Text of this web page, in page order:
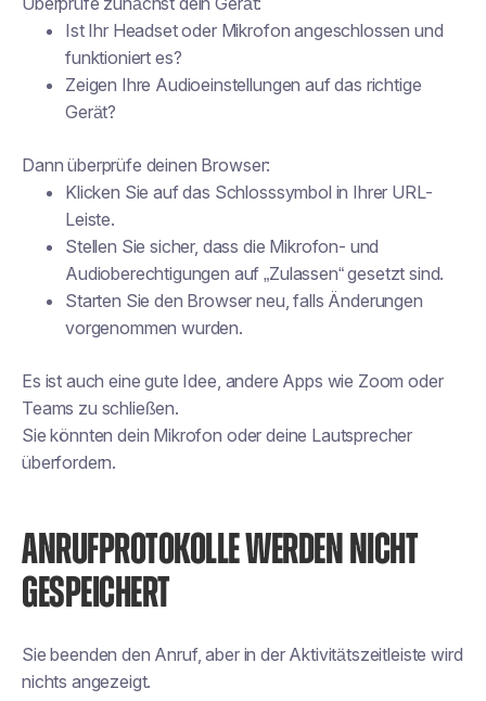
Ist Ihr Headset oder Mikrofon angeschlossen und
funktioniert es?
Zeigen Ihre Audioeinstellungen auf das richtige
Gerät?
Dann überprüfe deinen Browser:
Klicken Sie auf das Schlosssymbol in Ihrer URL-
Leiste.
Stellen Sie sicher, dass die Mikrofon- und
Audioberechtigungen auf „Zulassen“ gesetzt sind.
Starten Sie den Browser neu, falls Änderungen
vorgenommen wurden.
Es ist auch eine gute Idee, andere Apps wie Zoom oder
Teams zu schließen.
Sie könnten dein Mikrofon oder deine Lautsprecher
überfordern.
ANRUFPROTOKOLLE WERDEN NICHT
GESPEICHERT
Sie beenden den Anruf, aber in der Aktivitätszeitleiste wird
nichts angezeigt.